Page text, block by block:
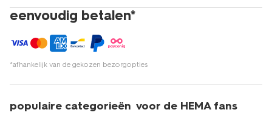
eenvoudig betalen*
*afhankelijk van de gekozen bezorgopties
populaire categorieën voor de HEMA fans